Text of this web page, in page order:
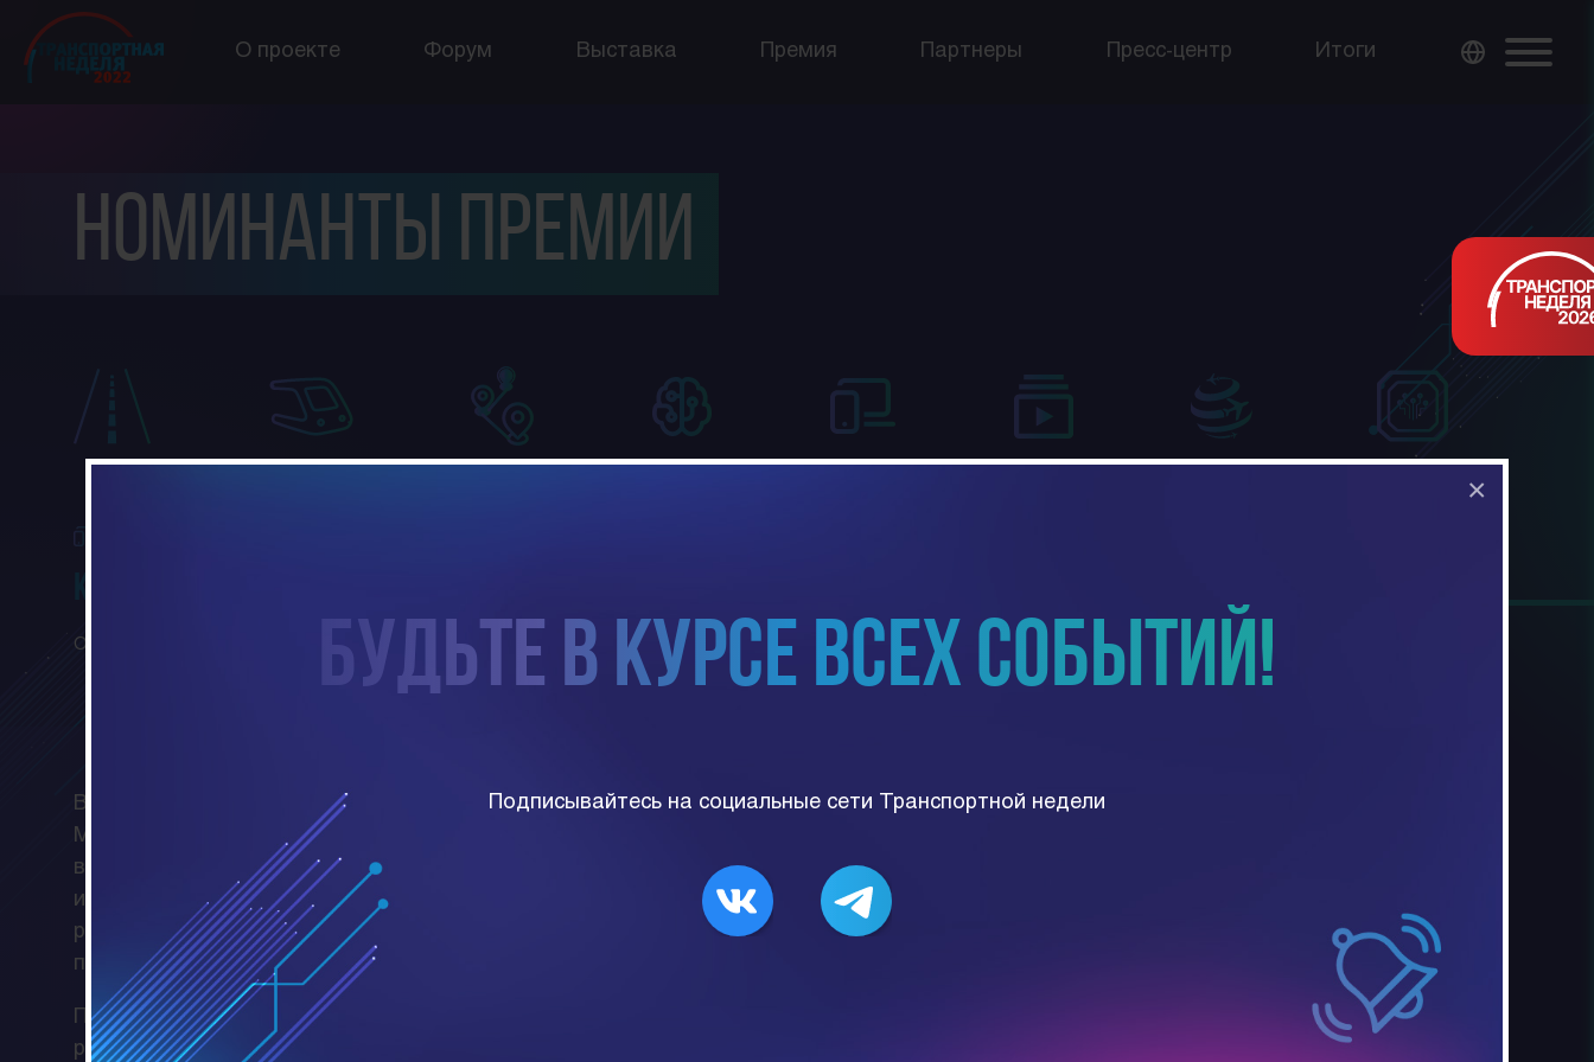
Будьте в курсе всех событий!
Подписывайтесь на социальные сети Транспортной недели
×
О проекте Форум Выставка Премия Партнеры Пресс-центр Итоги
Номинанты премии
ООО «Международный аэропорт «Симферополь», ООО «ДЕКА», ООО «1С-РАРУС»
Всего за год в рамках проекта реализовано шесть подпроектов: ТОИР расширение,
Мобильный ТОИР, Управление недвижимостью, ДЕК СТ(А)Б, НСИ, Расчётный модуль;
внедрено два новых модуля, расширена деятельность в двух существующих модулях
информационной системы. Все процессы взаимоувязаны и формируют драйверы для
распределtния затрат, что позволяет получать необходимую актуальную информацию
по зданию, сотруднику, рейсу или авиакомпании.
Проект создал инструмент для контроля и анализа эффективности управления
ресурсами, занятости персонала, расчета себестоимости бизнес-процессов.